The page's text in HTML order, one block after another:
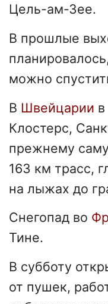
Цель-ам-Зее.
В прошлые
можно
В Швейцарии
Клостерс,
прежнему
163 км трасс,
на лыжах до
Снегопад во
Тине.
В субботу
от пушек,